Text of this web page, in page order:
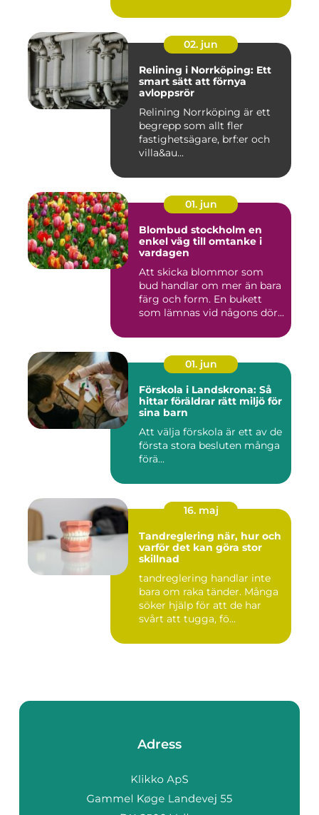
02. jun
Relining i Norrköping: Ett
smart sätt att förnya
avloppsrör
Relining Norrköping är ett
begrepp som allt fler
fastighetsägare, brf:er och
villa&au...
01. jun
Blombud stockholm en
enkel väg till omtanke i
vardagen
Att skicka blommor som
bud handlar om mer än bara
färg och form. En bukett
som lämnas vid någons dör...
01. jun
Förskola i Landskrona: Så
hittar föräldrar rätt miljö för
sina barn
Att välja förskola är ett av de
första stora besluten många
förä...
16. maj
Tandreglering när, hur och
varför det kan göra stor
skillnad
tandreglering handlar inte
bara om raka tänder. Många
söker hjälp för att de har
svårt att tugga, fö...
Adress